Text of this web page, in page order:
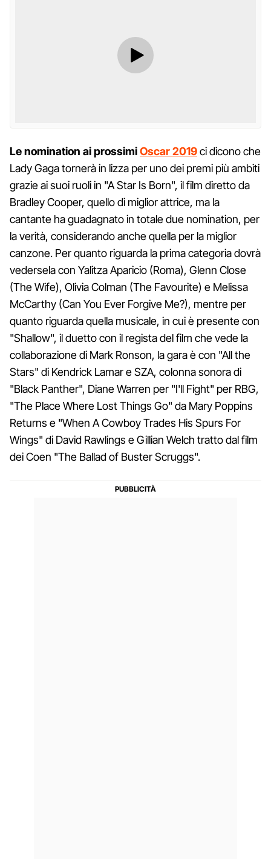
Le nomination ai prossimiOscar 2019ci dicono che
Lady Gaga tornerà in lizza per uno dei premi più ambiti
grazie ai suoi ruoli in "A Star Is Born", il film diretto da
Bradley Cooper, quello di miglior attrice, ma la
cantante ha guadagnato in totale due nomination, per
la verità, considerando anche quella per la miglior
canzone. Per quanto riguarda la prima categoria dovrà
vedersela con Yalitza Aparicio (Roma), Glenn Close
(The Wife), Olivia Colman (The Favourite) e Melissa
McCarthy (Can You Ever Forgive Me?), mentre per
quanto riguarda quella musicale, in cui è presente con
"Shallow", il duetto con il regista del film che vede la
collaborazione di Mark Ronson, la gara è con "All the
Stars" di Kendrick Lamar e SZA, colonna sonora di
"Black Panther", Diane Warren per "I'll Fight" per RBG,
"The Place Where Lost Things Go" da Mary Poppins
Returns e "When A Cowboy Trades His Spurs For
Wings" di David Rawlings e Gillian Welch tratto dal film
dei Coen "The Ballad of Buster Scruggs".